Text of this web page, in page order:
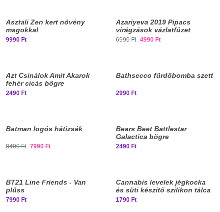
Asztali Zen kert növény
magokkal
9990 Ft
Azariyeva 2019 Pipacs
virágzások vázlatfüzet
rajzoláshoz - nagy méretben
6990 Ft 4990 Ft
Azt Csinálok Amit Akarok
fehér cicás bögre
2490 Ft
Bathsecco fürdőbomba szett
2990 Ft
Batman logós hátizsák
8490 Ft 7990 Ft
Bears Beet Battlestar
Galactica bögre
2490 Ft
BT21 Line Friends - Van
plüss
7990 Ft
Cannabis levelek jégkocka
és süti készítő szilikon tálca
1790 Ft